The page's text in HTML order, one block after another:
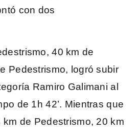
con dos
40 km de
Pedestrismo, logró subir
Ramiro Galimani al
de 1h 42’. Mientras que
de Pedestrismo, 20 km